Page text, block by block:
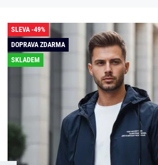
SLEVA -49%
DOPRAVA ZDARMA
SKLADEM